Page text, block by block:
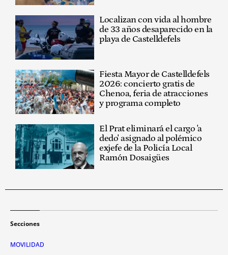
Localizan con vida al hombre
de 33 años desaparecido en la
playa de Castelldefels
Fiesta Mayor de Castelldefels
2026: concierto gratis de
Chenoa, feria de atracciones
y programa completo
El Prat eliminará el cargo 'a
dedo' asignado al polémico
exjefe de la Policía Local
Ramón Dosaigües
Secciones
MOVILIDAD